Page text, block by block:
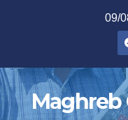
09/
Maghreb